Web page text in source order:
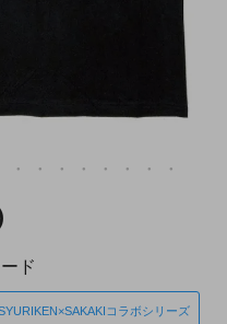
ド
コラボシリーズ